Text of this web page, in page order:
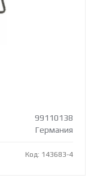
99110138
Германия
Код: 143683-4